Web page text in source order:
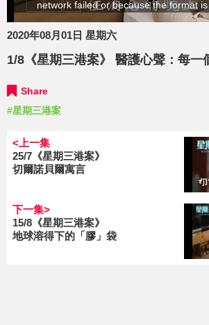
network failed or because the format is
2020年08月01日 星期六
1/8《星期三港案》 醫護心聲：每一
Share
#星期三港案
<上一集
25/7《星期三港案》
切爾諾貝爾寓言
下一集>
15/8《星期三港案》
地球溶得下的「膠」袋